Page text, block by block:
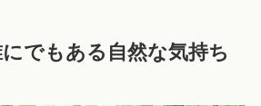
でもある自然な気持ち